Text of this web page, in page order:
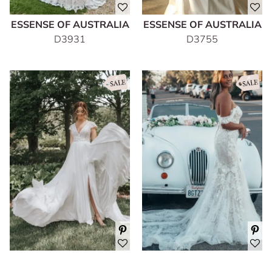
ESSENSE OF AUSTRALIA
D3931
ESSENSE OF AUSTRALIA
D3755